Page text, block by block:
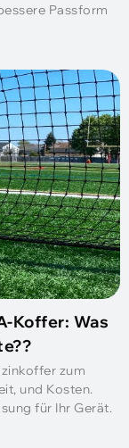
Passform
Koffer: Was
zum
und Kosten.
für Ihr Gerät.